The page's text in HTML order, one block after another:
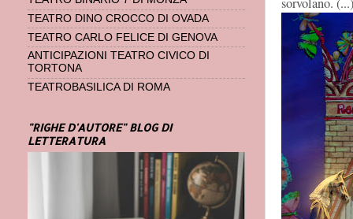
TEATRO DINO CROCCO DI OVADA
TEATRO CARLO FELICE DI GENOVA
ANTICIPAZIONI TEATRO CIVICO DI
TORTONA
TEATROBASILICA DI ROMA
"RIGHE D'AUTORE" BLOG DI
LETTERATURA